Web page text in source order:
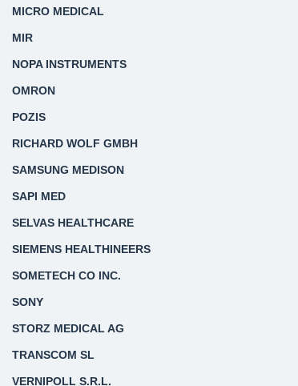
MICRO MEDICAL
MIR
NOPA INSTRUMENTS
OMRON
POZIS
RICHARD WOLF GMBH
SAMSUNG MEDISON
SAPI MED
SELVAS HEALTHCARE
SIEMENS HEALTHINEERS
SOMETECH CO INC.
SONY
STORZ MEDICAL AG
TRANSCOM SL
VERNIPOLL S.R.L.